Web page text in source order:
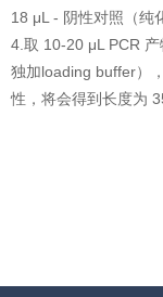
18 μL - 阴性对照（纯
4.取 10-20 μL PCR
独加loading buffer）
性，将会得到长度为